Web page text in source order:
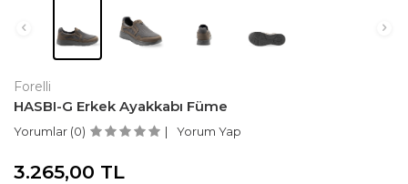
Forelli
HASBI-G Erkek Ayakkabı Füme
Yorumlar (0) Yorum Yap
3.265,00 TL